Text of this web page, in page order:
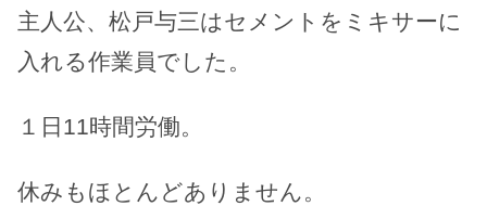
主人公、松戸与三はセメントをミキサーに
入れる作業員でした。
１日11時間労働。
休みもほとんどありません。